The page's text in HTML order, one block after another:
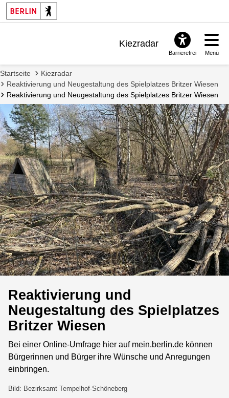
Kiezradar
Barrierefrei Menü
Startseite
Kiezradar
Reaktivierung und Neugestaltung des Spielplatzes Britzer Wiesen
Reaktivierung und Neugestaltung des Spielplatzes Britzer Wiesen
Reaktivierung und
Neugestaltung des Spielplatzes
Britzer Wiesen
Bei einer Online-Umfrage hier auf mein.berlin.de können
Bürgerinnen und Bürger ihre Wünsche und Anregungen
einbringen.
Bild: Bezirksamt Tempelhof-Schöneberg